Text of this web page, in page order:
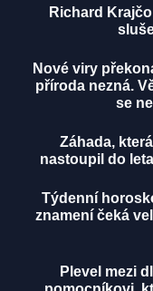
Richard
Nové viry
příroda nezná.
se
Záhada,
nastoupil do
Týdenní
znamení čeká
Plevel mezi